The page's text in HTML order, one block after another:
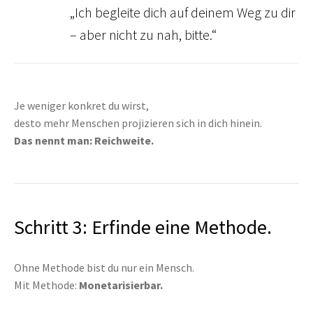
„Ich begleite dich auf deinem Weg zu dir
– aber nicht zu nah, bitte.“
Je weniger konkret du wirst,
desto mehr Menschen projizieren sich in dich hinein.
Das nennt man: Reichweite.
Schritt 3: Erfinde eine Methode.
Ohne Methode bist du nur ein Mensch.
Mit Methode: Monetarisierbar.